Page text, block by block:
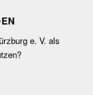
e. V. als